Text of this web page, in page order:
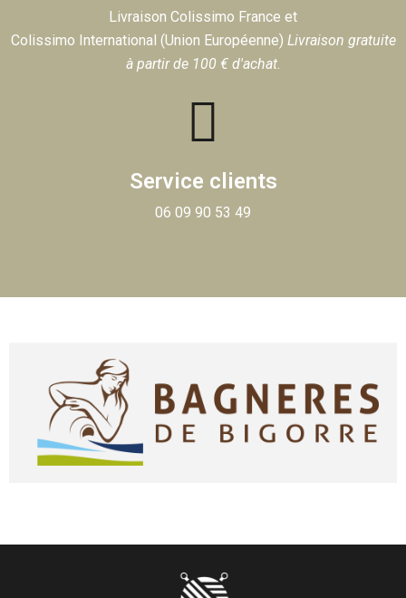
Livraison Colissimo France et
Colissimo International (Union Européenne) Livraison gratuite
à partir de 100 € d'achat.
Service clients
06 09 90 53 49